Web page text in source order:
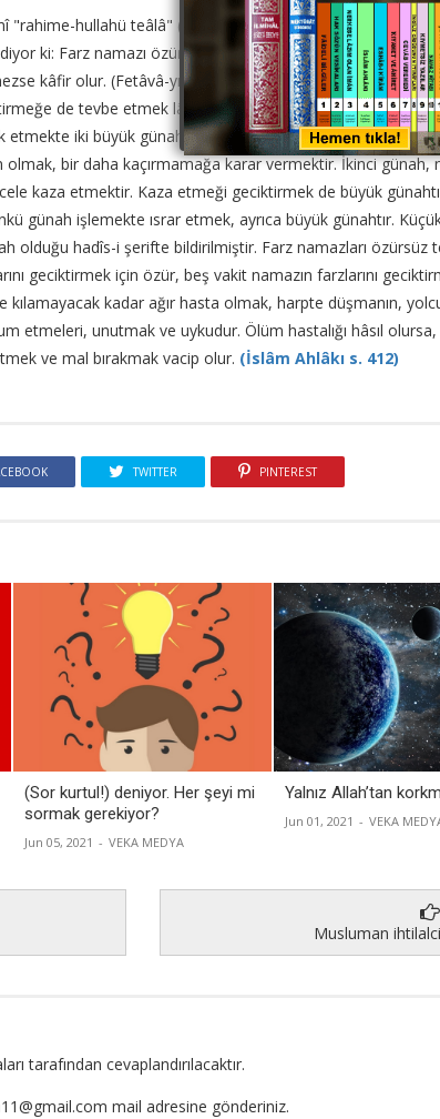
"rahime-hullahü teâlâ" (Berîka) kitabında, kötü huyların
ki: Farz namazı özürsüz vaktinde kılmamak büyük
kâfir olur. (Fetâvâ-yı Zeyniyye)de diyor ki, (Günaha
de tevbe etmek lâzımdır.) [Görülüyor ki, tevbeyi
etmekte iki büyük günah vardır: Birincisi, namazı vaktinden
olmak, bir daha kaçırmamağa karar vermektir. İkinci günah,
kaza etmektir. Kaza etmeği geciktirmek de büyük
günah işlemekte ısrar etmek, ayrıca büyük günahtır.
olduğu hadîs-i şerifte bildirilmiştir. Farz namazları özürsüz
geciktirmek için özür, beş vakit namazın farzlarını
kadar ağır hasta olmak, harpte düşmanın,
etmeleri, unutmak ve uykudur. Ölüm hastalığı hâsıl
ve mal bırakmak vacip olur. (İslâm Ahlâkı s. 412)
TWITTER PINTEREST
(Sor kurtul!) deniyor. Her şeyi mi
sormak gerekiyor?
Jun 05, 2021 - VEKA MEDYA
Yalnız Allah’tan
Jun 01, 2021 - VEKA
Musluman
tarafından cevaplandırılacaktır.
mail adresine gönderiniz.